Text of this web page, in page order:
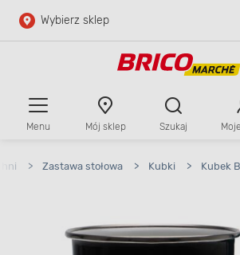
Przejdź do głównej zawartości
Wybierz sklep
Menu Mój sklep Szukaj
> Zastawa stołowa > Kubki > Kubek